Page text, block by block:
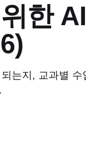
한 AI
는지, 교과별 수